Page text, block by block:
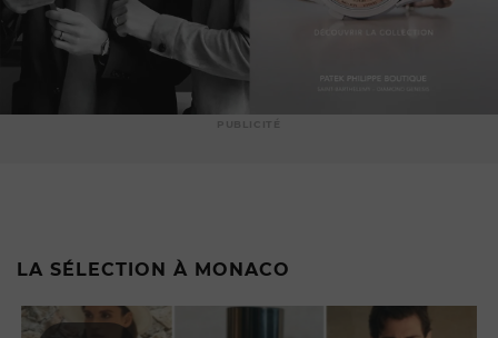
LA SÉLECTION À MONACO